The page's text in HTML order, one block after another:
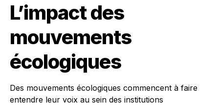
L’impact des
mouvements
écologiques
Des mouvements écologiques commencent à faire
entendre leur voix au sein des institutions